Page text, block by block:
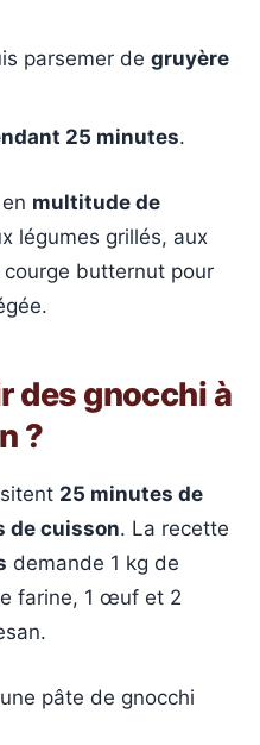
parsemer de gruyère
25 minutes.
multitude de
légumes grillés, aux
butternut pour
des gnocchi à
?
25 minutes de
de cuisson. La recette
demande 1 kg de
farine, 1 œuf et 2
pâte de gnocchi